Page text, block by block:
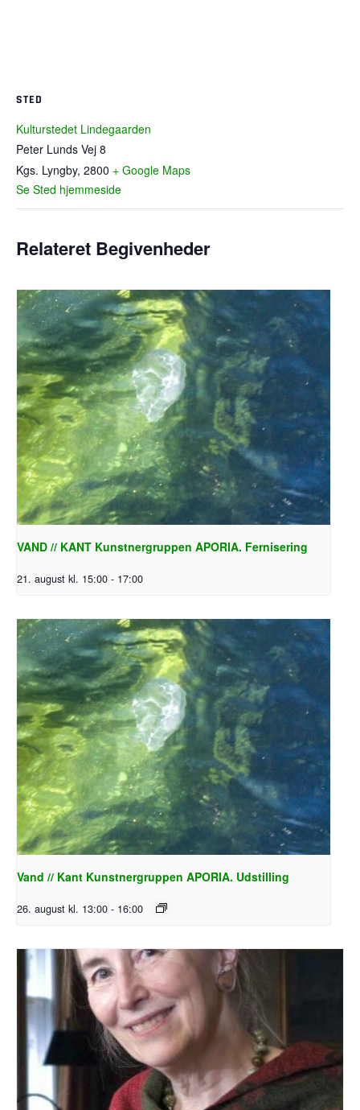
STED
Kulturstedet Lindegaarden
Peter Lunds Vej 8
Kgs. Lyngby, 2800 + Google Maps
Se Sted hjemmeside
Relateret Begivenheder
VAND // KANT Kunstnergruppen APORIA. Fernisering
21. august kl. 15:00 - 17:00
Vand // Kant Kunstnergruppen APORIA. Udstilling
26. august kl. 13:00 - 16:00